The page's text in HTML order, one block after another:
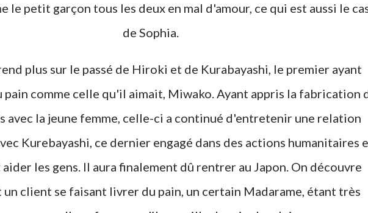
le petit garçon tous les deux en mal d'amour, ce qui est aussi le
de Sophia.
plus sur le passé de Hiroki et de Kurabayashi, le premier ayant
pain comme celle qu'il aimait, Miwako. Ayant appris la fabrication
avec la jeune femme, celle-ci a continué d'entretenir une relation
Kurebayashi, ce dernier engagé dans des actions humanitaires
les gens. Il aura finalement dû rentrer au Japon. On découvre
un client se faisant livrer du pain, un certain Madarame, étant très